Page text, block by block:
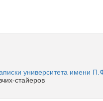
университета имени
стайеров